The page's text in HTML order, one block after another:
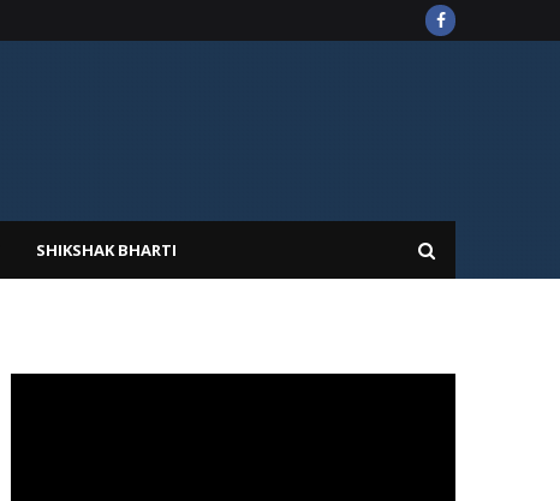
SHIKSHAK BHARTI